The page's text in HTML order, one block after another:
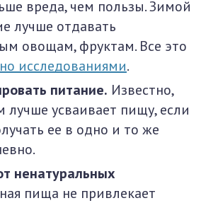
вреда, чем пользы. Зимой
лучше отдавать
овощам, фруктам. Все это
исследованиями.
питание. Известно,
лучше усваивает пищу, если
ее в одно и то же
ненатуральных
пища не привлекает